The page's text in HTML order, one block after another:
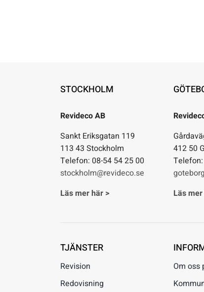
STOCKHOLM
Revideco AB
Sankt Eriksgatan 119
113 43 Stockholm
Telefon: 08-54 54 25 00
stockholm@revideco.se
Läs mer här >
412 50
Läs
TJÄNSTER
Revision
Redovisning
Om oss